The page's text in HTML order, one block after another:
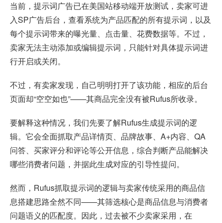
当前，提示词广告已在美国站移动端开放测试，卖家可进
入SP广告后台，查看系统为产品匹配的所有提示词，以及
每个提示词带来的曝光量、点击量、花费数据等。不过，
卖家无法主动添加或编辑提示词，只能针对具体提示词进
行开启或关闭。
不过，有卖家发现，自己明明打开了该功能，相应的后台
页面却“空空如也”——其商品完全没有被Rufus所收录。
要解释这种情况，我们先要了解Rufus生成提示词的逻
辑。它会全面抓取产品详情页、品牌故事、A+内容、QA
问答、买家评分和评论等公开信息，综合判断产品能解决
哪些消费者问题，并据此生成对应的引导性提问。
然而，Rufus抓取提示词的逻辑与卖家传统采用的商品信
息搭建思路全然不同——其筛选核心是商品信息与消费者
问题语义的匹配度。因此，过去被不少卖家采用，在